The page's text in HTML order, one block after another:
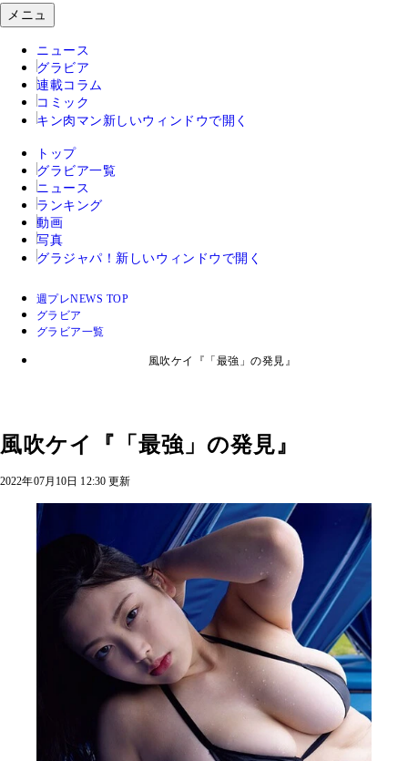
メニュ
ニュース
グラビア
連載コラム
コミック
キン肉マン 新しいウィンドウで開く
トップ
グラビア一覧
ニュース
ランキング
動画
写真
グラジャパ！ 新しいウィンドウで開く
週プレNEWS TOP
グラビア
グラビア一覧
風吹ケイ『「最強」の発見』
風吹ケイ『「最強」の発見』
2022年07月10日 12:30 更新